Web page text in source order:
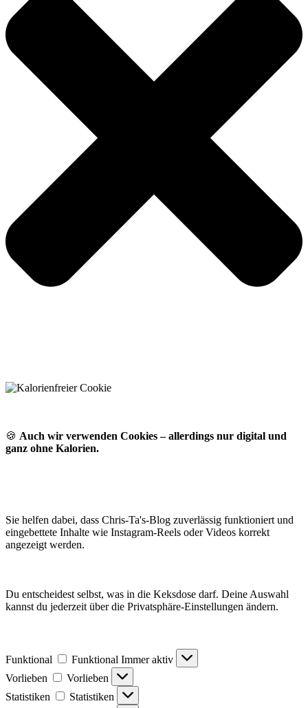
🍪 Auch wir verwenden Cookies – allerdings nur digital und
ganz ohne Kalorien.
Sie helfen dabei, dass Chris-Ta's-Blog zuverlässig funktioniert und
eingebettete Inhalte wie Instagram-Reels oder Videos korrekt
angezeigt werden.
Du entscheidest selbst, was in die Keksdose darf. Deine Auswahl
kannst du jederzeit über die Privatsphäre-Einstellungen ändern.
Funktional Funktional Immer aktiv
Vorlieben
Vorlieben
Statistiken
Statistiken